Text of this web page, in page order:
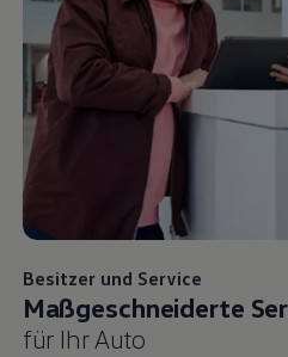
Besitzer und Service
Maßgeschneiderte
für Ihr Auto